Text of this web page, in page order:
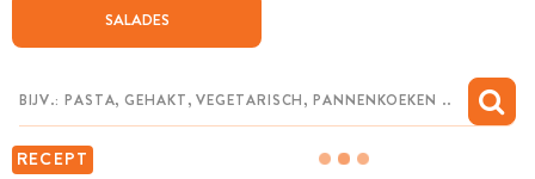
SALADES
RECEPT
CHAT MET MAIA
MIJN BEWAARDE RECEPTEN